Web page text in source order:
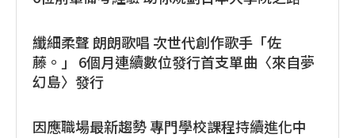
纖細柔聲 朗朗歌唱 次世代創作歌手「佐
藤。」 6個月連續數位發行首支單曲〈來自夢
幻島〉發行
因應職場最新趨勢 專門學校課程持續進化中